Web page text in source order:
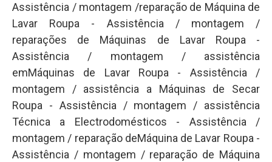
Assistência / montagem /reparação de Máquina de
Lavar Roupa - Assistência / montagem /
reparações de Máquinas de Lavar Roupa -
Assistência / montagem / assistência
emMáquinas de Lavar Roupa - Assistência /
montagem / assistência a Máquinas de Secar
Roupa - Assistência / montagem / assistência
Técnica a Electrodomésticos - Assistência /
montagem / reparação deMáquina de Lavar Roupa -
Assistência / montagem / reparação de Máquina